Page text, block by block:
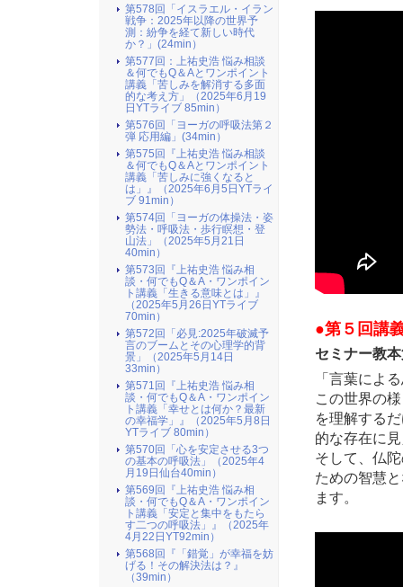
●第５回講
セミナー教
「言葉によ
この世界の
を理解する
的な存在に
そして、仏
ための智慧
ます。
第578回「イスラエル・イラン
戦争：2025年以降の世界予
測：紛争を経て新しい時代
か？」(24min）
第577回：上祐史浩 悩み相談
＆何でもQ＆Aとワンポイント
講義「苦しみを解消する多面
的な考え方」（2025年6月19
日YTライブ 85min）
第576回「ヨーガの呼吸法第２
弾 応用編」(34min）
第575回『上祐史浩 悩み相談
＆何でもQ＆Aとワンポイント
講義「苦しみに強くなると
は」』（2025年6月5日YTライ
ブ 91min）
第574回「ヨーガの体操法・姿
勢法・呼吸法・歩行瞑想・登
山法」（2025年5月21日
40min）
第573回『上祐史浩 悩み相
談・何でもQ＆A・ワンポイン
ト講義「生きる意味とは」』
（2025年5月26日YTライブ
70min）
第572回「必見:2025年破滅予
言のブームとその心理学的背
景」（2025年5月14日
33min）
第571回『上祐史浩 悩み相
談・何でもQ＆A・ワンポイン
ト講義「幸せとは何か？最新
の幸福学」』（2025年5月8日
YTライブ 80min）
第570回「心を安定させる3つ
の基本の呼吸法」（2025年4
月19日仙台40min）
第569回『上祐史浩 悩み相
談・何でもQ＆A・ワンポイン
ト講義「安定と集中をもたら
す二つの呼吸法」』（2025年
4月22日YT92min）
第568回『「錯覚」が幸福を妨
げる！その解決法は？』
（39min）